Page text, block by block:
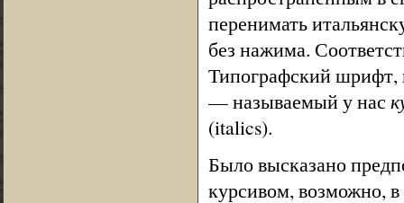
перенимать
без нажима.
Типографский шрифт,
— называемый у нас
(italics).
Было высказано
курсивом, возможно,